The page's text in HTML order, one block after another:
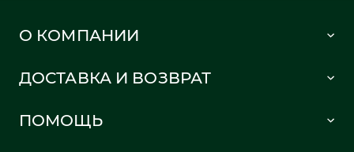
О КОМПАНИИ
Политика в отношении обработки персональных данных
ДОСТАВКА И ВОЗВРАТ
Информация о доставке
ПОМОЩЬ